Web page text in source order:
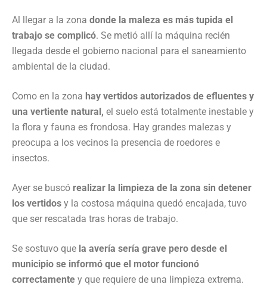
Al llegar a la zona donde la maleza es más tupida el
trabajo se complicó. Se metió allí la máquina recién
llegada desde el gobierno nacional para el saneamiento
ambiental de la ciudad.
Como en la zona hay vertidos autorizados de efluentes y
una vertiente natural, el suelo está totalmente inestable y
la flora y fauna es frondosa. Hay grandes malezas y
preocupa a los vecinos la presencia de roedores e
insectos.
Ayer se buscó realizar la limpieza de la zona sin detener
los vertidos y la costosa máquina quedó encajada, tuvo
que ser rescatada tras horas de trabajo.
Se sostuvo que la avería sería grave pero desde el
municipio se informó que el motor funcionó
correctamente y que requiere de una limpieza extrema.